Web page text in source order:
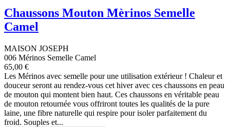
Chaussons Mouton Mèrinos Semelle
Camel
MAISON JOSEPH
006 Mérinos Semelle Camel
65,00 €
Les Mérinos avec semelle pour une utilisation extérieur ! Chaleur et
douceur seront au rendez-vous cet hiver avec ces chaussons en peau
de mouton qui montent bien haut. Ces chaussons en véritable peau
de mouton retournée vous offriront toutes les qualités de la pure
laine, une fibre naturelle qui respire pour isoler parfaitement du
froid. Souples et...